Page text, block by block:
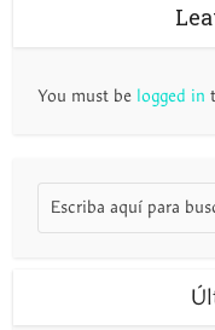
You must be logged in